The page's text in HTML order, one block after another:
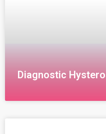
Diagnostic
a procedure that allows